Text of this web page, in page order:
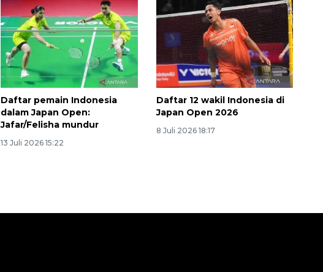
Daftar pemain Indonesia
dalam Japan Open:
Jafar/Felisha mundur
13 Juli 2026 15:22
Daftar 12 wakil Indonesia di
Japan Open 2026
8 Juli 2026 18:17